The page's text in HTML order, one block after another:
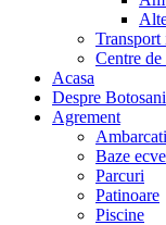
Transport
Centre
Acasa
Despre Botosani
Agrement
Baze
Parcuri
Patinoare
Piscine